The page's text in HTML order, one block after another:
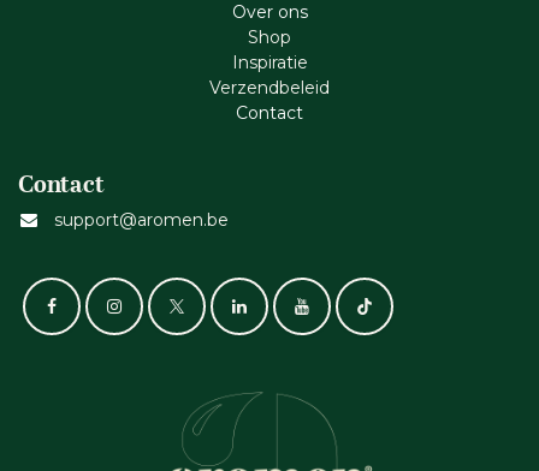
Ove​r​ ons
Shop
Inspiratie
Verzendbeleid
Cont​act
Contact
support@aromen.be